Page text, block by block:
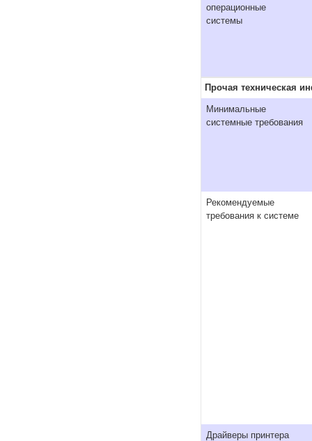
операционные
системы
Прочая техническая
Минимальные
системные требования
Рекомендуемые
требования к системе
Драйверы принтера